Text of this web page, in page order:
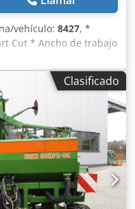
vehículo: 8427, *
Cut * Ancho de trabajo
1.500 l *
* Cuchillas de ala H60 *
triturado (mulching) *
de recogida con
de rotación 2.650
-----Número interno de
disponible! Chsdpfx
la máquina o
en escribirnos
Whatsapp ----
Clasificado